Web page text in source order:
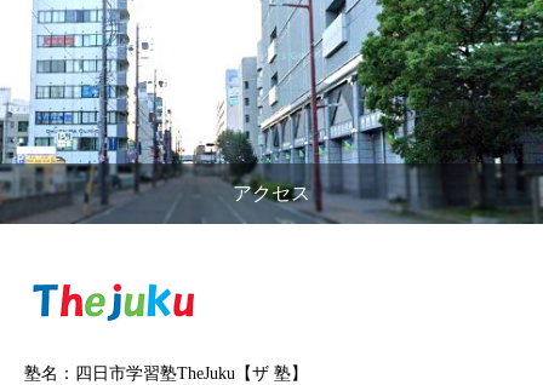
アクセス
塾名：四日市学習塾TheJuku【ザ 塾】